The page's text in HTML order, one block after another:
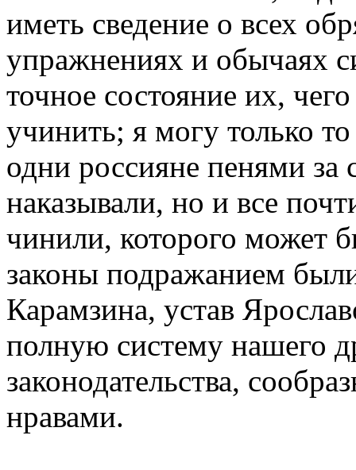
иметь сведение о всех
упражнениях и обычаях
точное состояние их,
учинить; я могу только
одни россияне пенями за
наказывали, но и все
чинили, которого может
законы подражанием
Карамзина, устав
полную систему нашего
законодательства,
нравами.